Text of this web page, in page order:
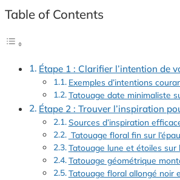
Table of Contents
Étape 1 : Clarifier l’intention de
Exemples d’intentions
Tatouage date minimaliste
Étape 2 : Trouver l’inspiration
Sources d’inspiration
Tatouage floral fin sur
Tatouage lune et étoiles sur
Tatouage géométrique
Tatouage floral allongé noir